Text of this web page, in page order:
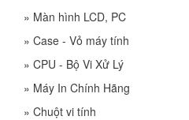
» Màn hình LCD, PC
» Case - Vỏ máy tính
» CPU - Bộ Vi Xử Lý
» Máy In Chính Hãng
» Chuột vi tính